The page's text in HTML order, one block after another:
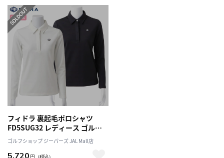
フィドラ 裏起毛ポロシャツ
FD5SUG32 レディース ゴルフ
ウェア FIDRA 2024秋冬モデル
日本正規品
ゴルフショップ ジーパーズ JAL Mall店
5,720